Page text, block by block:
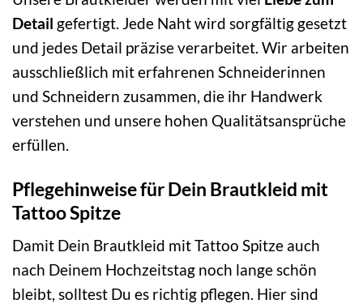
Detail gefertigt. Jede Naht wird sorgfältig gesetzt
und jedes Detail präzise verarbeitet. Wir arbeiten
ausschließlich mit erfahrenen Schneiderinnen
und Schneidern zusammen, die ihr Handwerk
verstehen und unsere hohen Qualitätsansprüche
erfüllen.
Pflegehinweise für Dein Brautkleid mit
Tattoo Spitze
Damit Dein Brautkleid mit Tattoo Spitze auch
nach Deinem Hochzeitstag noch lange schön
bleibt, solltest Du es richtig pflegen. Hier sind